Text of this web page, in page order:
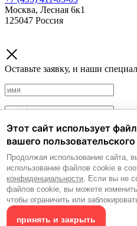
Москва, Лесная 6к1
125047 Россия
Оставьте заявку, и наши
Политика обработки
обработку персональных
Согласие на получение
материалов.
Отправить
Этот сайт использует
вашего
Продолжая использование сайта,
использование файлов cookie в
конфиденциальности. Если вы не
файлов cookie, вы можете изменить
чтобы ограничить или
принять и закрыть